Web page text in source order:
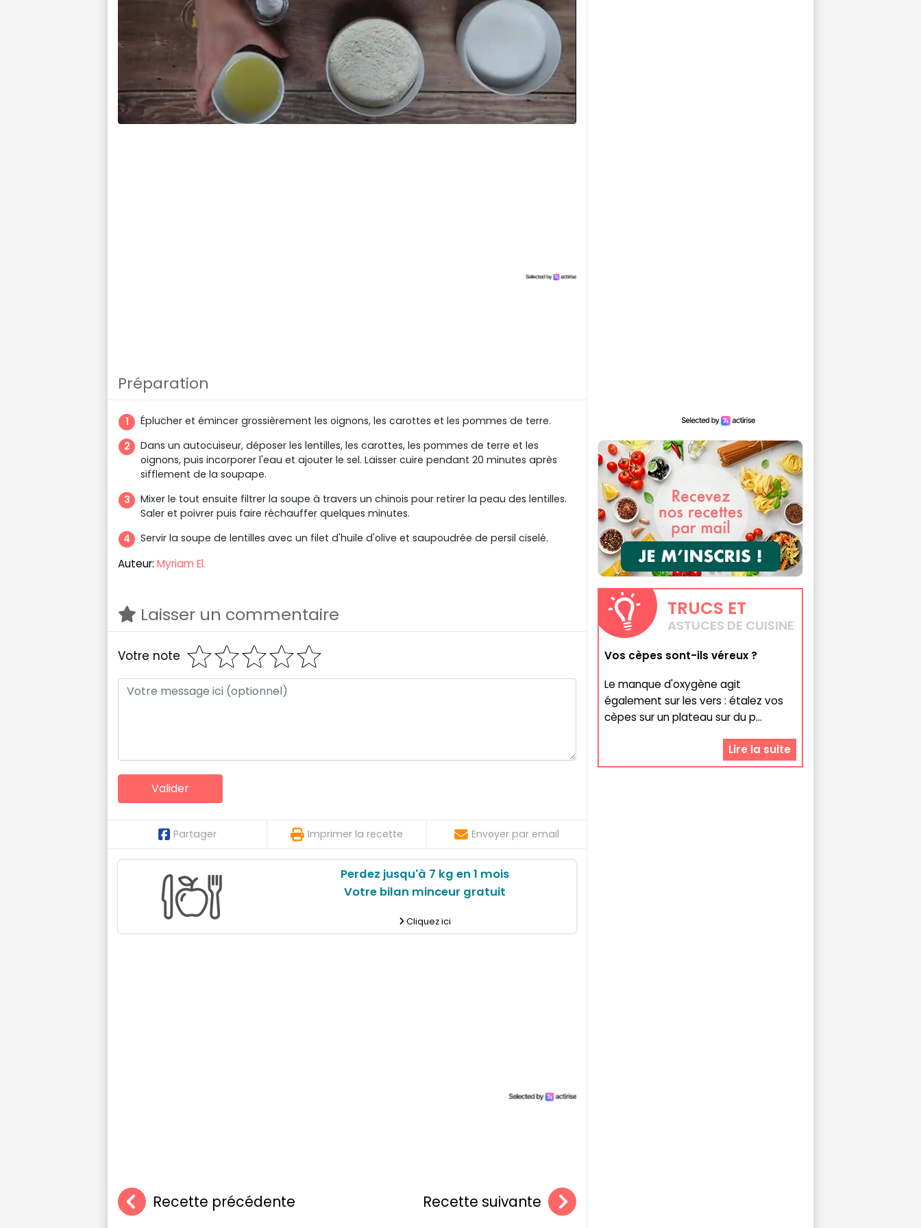
Préparation
Éplucher et émincer grossièrement les oignons, les carottes et les pommes de terre.
Dans un autocuiseur, déposer les lentilles, les carottes, les pommes de terre et les
oignons, puis incorporer l'eau et ajouter le sel. Laisser cuire pendant 20 minutes après
sifflement de la soupape.
Mixer le tout ensuite filtrer la soupe à travers un chinois pour retirer la peau des lentilles.
Saler et poivrer puis faire réchauffer quelques minutes.
Servir la soupe de lentilles avec un filet d'huile d'olive et saupoudrée de persil ciselé.
Auteur: Myriam El.
Laisser un commentaire
Votre note
Partager Imprimer la recette Envoyer par email
Perdez jusqu'à 7 kg en 1 mois
Votre bilan minceur gratuit
Cliquez ici
Recette précédente Recette suivante
TRUCS ET
ASTUCES DE CUISINE
Vos cèpes sont-ils véreux ?
Le manque d'oxygène agit
également sur les vers : étalez vos
cèpes sur un plateau sur du p...
Lire la suite